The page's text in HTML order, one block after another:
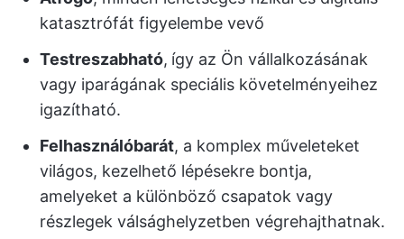
katasztrófát figyelembe vevő
Testreszabható, így az Ön vállalkozásának
vagy iparágának speciális követelményeihez
igazítható.
Felhasználóbarát, a komplex műveleteket
világos, kezelhető lépésekre bontja,
amelyeket a különböző csapatok vagy
részlegek válsághelyzetben végrehajthatnak.